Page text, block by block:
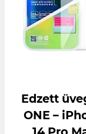
Edzett
ONE –